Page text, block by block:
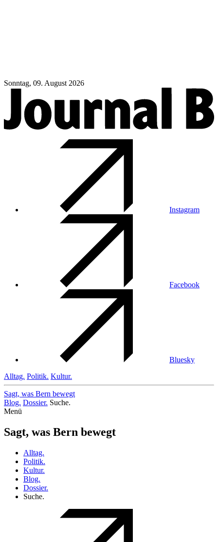
Sonntag, 09. August 2026
Instagram
Facebook
Bluesky
Alltag. Politik. Kultur.
Sagt, was Bern bewegt
Blog. Dossier. Suche.
Menü
Sagt, was Bern bewegt
Alltag.
Politik.
Kultur.
Blog.
Dossier.
Suche.